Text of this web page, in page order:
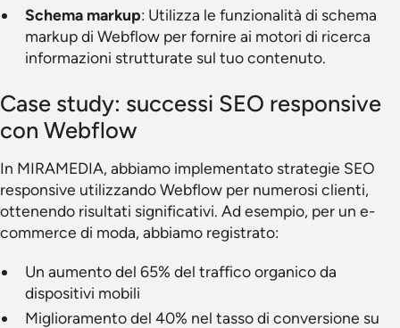
Schema markup: Utilizza le funzionalità di schema
markup di Webflow per fornire ai motori di ricerca
informazioni strutturate sul tuo contenuto.
Case study: successi SEO responsive
con Webflow
In MIRAMEDIA, abbiamo implementato strategie SEO
responsive utilizzando Webflow per numerosi clienti,
ottenendo risultati significativi. Ad esempio, per un e-
commerce di moda, abbiamo registrato:
Un aumento del 65% del traffico organico da
dispositivi mobili
Miglioramento del 40% nel tasso di conversione su